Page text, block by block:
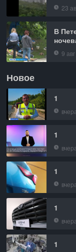
23
В
9
Новое
1
1
1
1
1